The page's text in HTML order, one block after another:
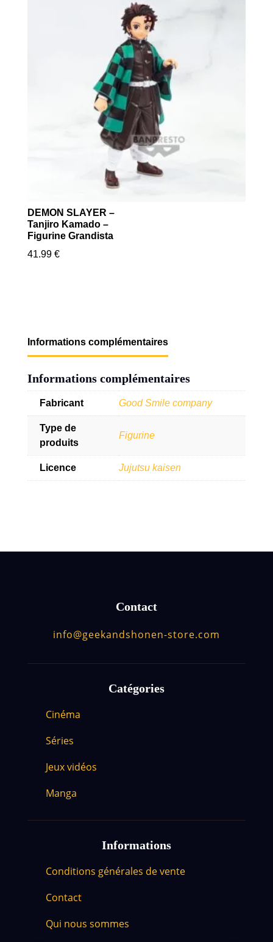
DEMON SLAYER –
Tanjiro Kamado –
Figurine Grandista
41.99 €
Informations complémentaires
Informations complémentaires
Fabricant Good Smile company
Type de
produits
Figurine
Licence Jujutsu kaisen
Contact
info@geekandshonen-store.com
Catégories
Cinéma
Séries
Jeux vidéos
Manga
Informations
Conditions générales de vente
Contact
Qui nous sommes